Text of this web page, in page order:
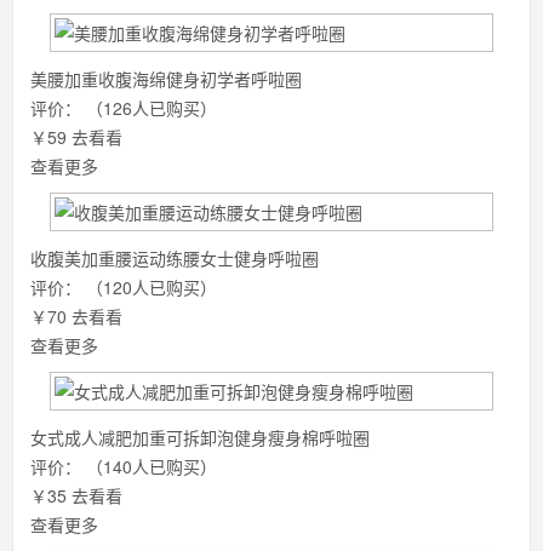
美腰加重收腹海绵健身初学者呼啦圈
评价：
（126人已购买）
￥59 去看看
查看更多
收腹美加重腰运动练腰女士健身呼啦圈
评价：
（120人已购买）
￥70 去看看
查看更多
女式成人减肥加重可拆卸泡健身瘦身棉呼啦圈
评价：
（140人已购买）
￥35 去看看
查看更多